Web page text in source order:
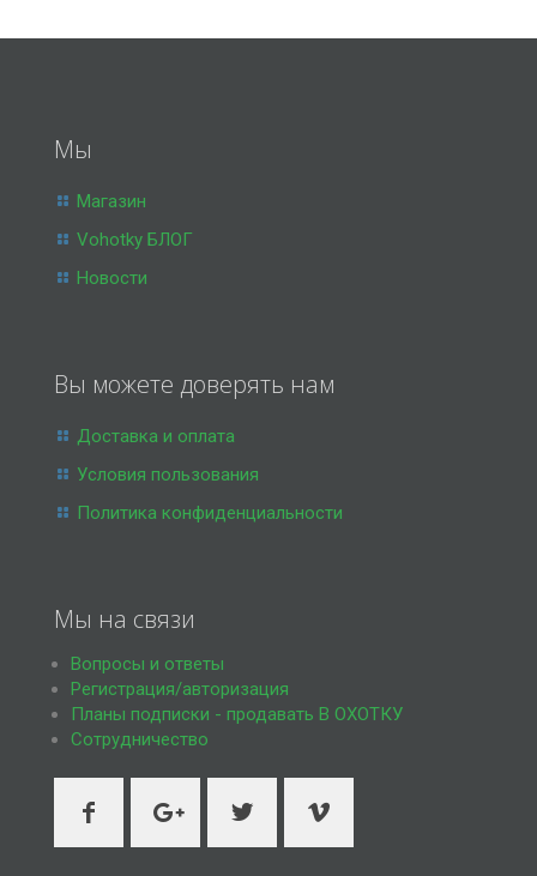
Мы
Магазин
Vohotky БЛОГ
Новости
Вы можете доверять нам
Доставка и оплата
Условия пользования
Политика конфиденциальности
Мы на связи
Вопросы и ответы
Регистрация/авторизация
Планы подписки - продавать В ОХОТКУ
Сотрудничество